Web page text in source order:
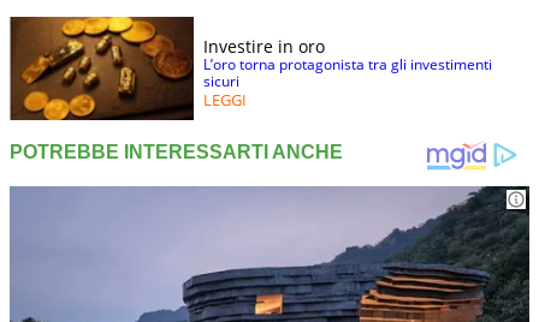
Investire in oro
L’oro torna protagonista tra gli investimenti
sicuri
LEGGI